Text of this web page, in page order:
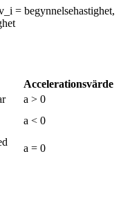
= begynnelsehastighet,
Accelerationsvärde
a > 0
a < 0
a = 0